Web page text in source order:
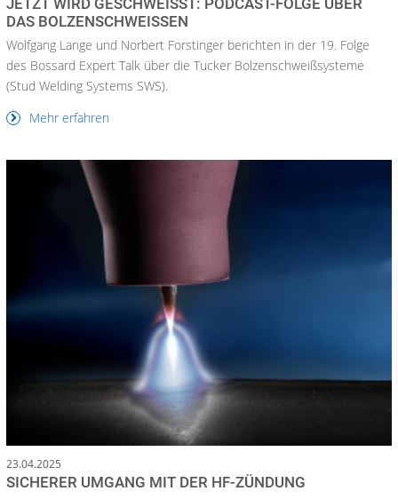
JETZT WIRD GESCHWEISST: PODCAST-FOLGE ÜBER D
AS BOLZENSCHWEISSEN
Wolfgang Lange und Norbert Forstinger berichten in der 19. Folge
des Bossard Expert Talk über die Tucker Bolzenschweißsysteme
(Stud Welding Systems SWS).
Mehr erfahren
23.04.2025
SICHERER UMGANG MIT DER HF-ZÜNDUNG